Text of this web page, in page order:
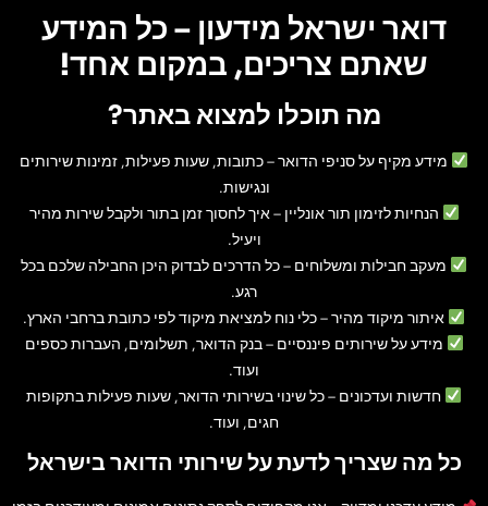
דואר ישראל מידעון – כל המידע
שאתם צריכים, במקום אחד!
מה תוכלו למצוא באתר?
מידע מקיף על סניפי הדואר– כתובות, שעות פעילות, זמינות שירותים
ונגישות.
הנחיות לזימון תור אונליין – איך לחסוך זמן בתור ולקבל שירות מהיר
ויעיל.
מעקב חבילות ומשלוחים – כל הדרכים לבדוק היכן החבילה שלכם בכל
רגע.
איתור מיקוד מהיר– כלי נוח למציאת מיקוד לפי כתובת ברחבי הארץ.
מידע על שירותים פיננסיים – בנק הדואר, תשלומים, העברות כספים
ועוד.
חדשות ועדכונים – כל שינוי בשירותי הדואר, שעות פעילות בתקופות
חגים, ועוד.
כל מה שצריך לדעת על שירותי הדואר בישראל